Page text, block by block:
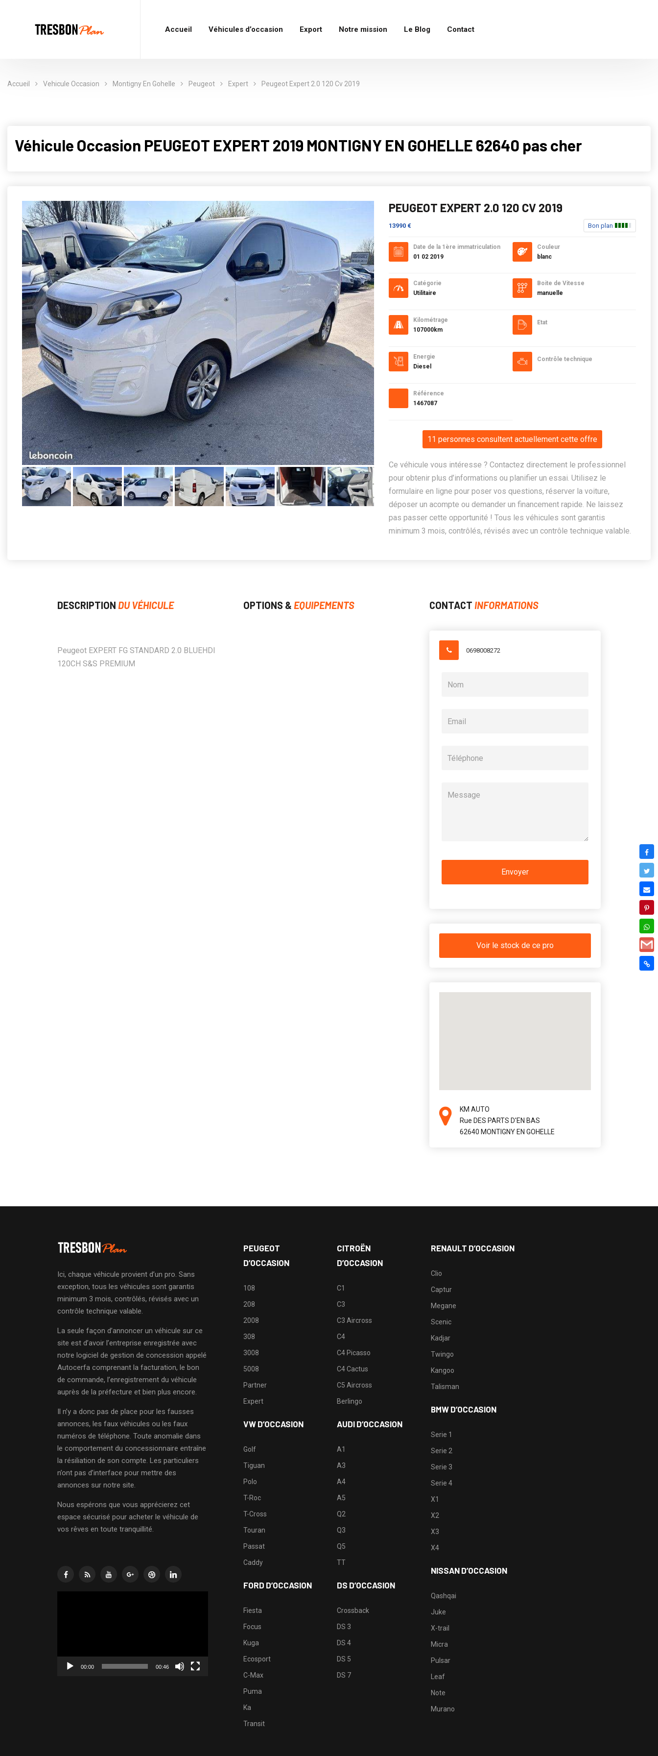
Accueil Véhicules d’occasion Export Notre mission Le Blog Contact
Accueil Vehicule Occasion Montigny En Gohelle Peugeot Expert Peugeot Expert 2.0 120 Cv 2019
Véhicule Occasion PEUGEOT EXPERT 2019 MONTIGNY EN GOHELLE 62640 pas cher
PEUGEOT EXPERT 2.0 120 CV 2019
13990 € Bon plan
Date de la 1ère immatriculation
01 02 2019
Catégorie
Utilitaire
Kilométrage
107000km
Energie
Diesel
Référence
1467087
Couleur
blanc
Boite de Vitesse
manuelle
Etat
Contrôle technique
11 personnes consultent actuellement cette offre
Ce véhicule vous intéresse ? Contactez directement le professionnel
pour obtenir plus d’informations ou planifier un essai. Utilisez le
formulaire en ligne pour poser vos questions, réserver la voiture,
déposer un acompte ou demander un financement rapide. Ne laissez
pas passer cette opportunité ! Tous les véhicules sont garantis
minimum 3 mois, contrôlés, révisés avec un contrôle technique valable.
DESCRIPTION DU VÉHICULE
Peugeot EXPERT FG STANDARD 2.0 BLUEHDI
120CH S&S PREMIUM
OPTIONS & EQUIPEMENTS CONTACT INFORMATIONS
0698008272
Voir le stock de ce pro
KM AUTO
Rue DES PARTS D'EN BAS
62640 MONTIGNY EN GOHELLE
Ici, chaque véhicule provient d’un pro. Sans
exception, tous les véhicules sont garantis
minimum 3 mois, contrôlés, révisés avec un
contrôle technique valable.
La seule façon d’annoncer un véhicule sur ce
site est d’avoir l’entreprise enregistrée avec
notre logiciel de gestion de concession appelé
Autocerfa comprenant la facturation, le bon
de commande, l’enregistrement du véhicule
auprès de la préfecture et bien plus encore.
Il n’y a donc pas de place pour les fausses
annonces, les faux véhicules ou les faux
numéros de téléphone. Toute anomalie dans
le comportement du concessionnaire entraîne
la résiliation de son compte. Les particuliers
n’ont pas d’interface pour mettre des
annonces sur notre site.
Nous espérons que vous apprécierez cet
espace sécurisé pour acheter le véhicule de
vos rêves en toute tranquillité.
00:00 00:46
PEUGEOT
D’OCCASION
108
208
2008
308
3008
5008
Partner
Expert
VW D’OCCASION
Golf
Tiguan
Polo
T-Roc
T-Cross
Touran
Passat
Caddy
FORD D’OCCASION
Fiesta
Focus
Kuga
Ecosport
C-Max
Puma
Ka
Transit
CITROËN
D’OCCASION
C1
C3
C3 Aircross
C4
C4 Picasso
C4 Cactus
C5 Aircross
Berlingo
AUDI D’OCCASION
A1
A3
A4
A5
Q2
Q3
Q5
TT
DS D’OCCASION
Crossback
DS 3
DS 4
DS 5
DS 7
RENAULT D’OCCASION
Clio
Captur
Megane
Scenic
Kadjar
Twingo
Kangoo
Talisman
BMW D’OCCASION
Serie 1
Serie 2
Serie 3
Serie 4
X1
X2
X3
X4
NISSAN D’OCCASION
Qashqai
Juke
X-trail
Micra
Pulsar
Leaf
Note
Murano